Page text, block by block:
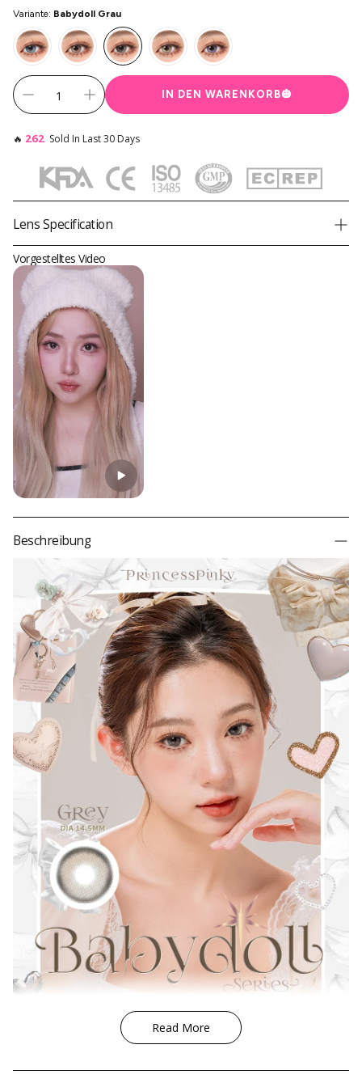
Variante: Babydoll Grau
IN DEN WARENKORB🎃
🔥 262 Sold In Last 30 Days
Lens Specification
Product
Diameter
Graphic Diameter
Base Curve
Water Content
Material
Durability
Country of Origin
Color
Lens Type
Effect
Theme
Comfort
Transparency
Quality
Price
Coverage
Gender
Condition
UV Protection
Lens Outer Ring
Read more
Vorgestelltes Video
Beschreibung
Read More